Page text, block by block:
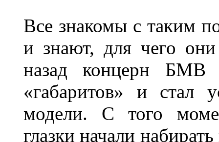
Все знакомы с таким
и знают, для чего
назад концерн БМВ
«габаритов» и стал
модели. С того
глазки начали